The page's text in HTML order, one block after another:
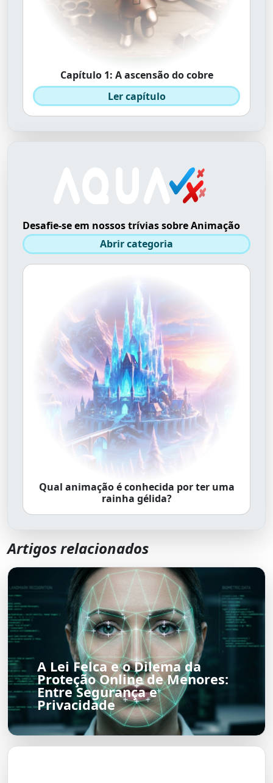
Capítulo 1: A ascensão do cobre
Ler capítulo
Desafie-se em nossos trívias sobre Animação
Abrir categoria
Qual animação é conhecida por ter uma
rainha gélida?
Artigos relacionados
A Lei Felca e o Dilema da
Proteção Online de Menores:
Entre Segurança e
Privacidade